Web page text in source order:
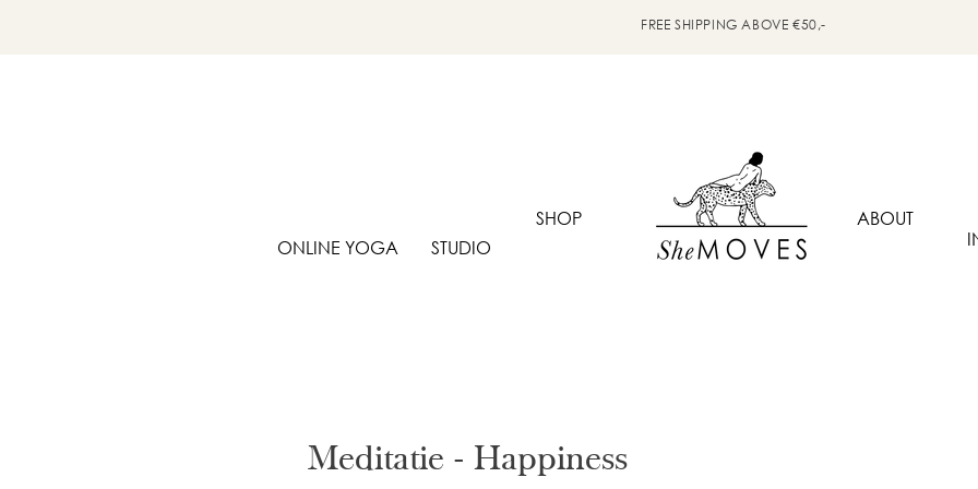
ONLINE YOGA STUDIO
SHOP
ABOUT
FREE SHIPPING ABOVE €50,-
Meditatie - Happiness